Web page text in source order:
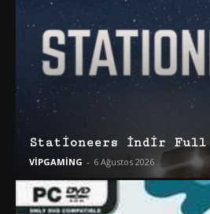
Stationeers İndir Full
VİPGAMİNG - 6 Ağustos 2026